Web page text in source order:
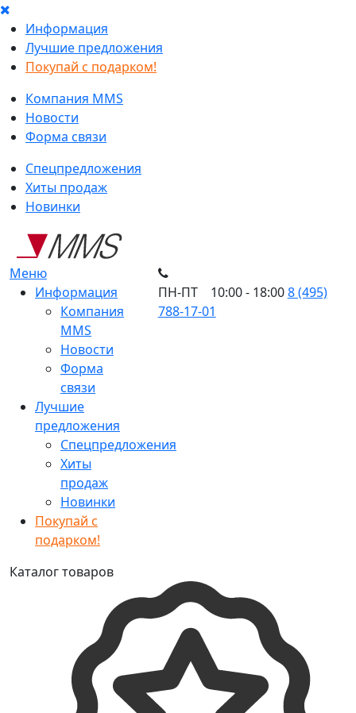
Информация
Лучшие предложения
Покупай с подарком!
Компания MMS
Новости
Форма связи
Спецпредложения
Хиты продаж
Новинки
Меню
Информация
Компания
MMS
Новости
Форма
связи
Лучшие
предложения
Спецпредложения
Хиты
продаж
Новинки
Покупай с
подарком!
ПН-ПТ 10:00 - 18:008 (495)
788-17-01
Каталог товаров